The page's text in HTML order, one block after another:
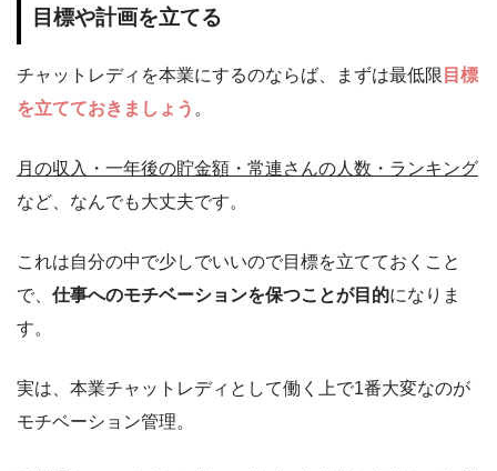
目標や計画を立てる
チャットレディを本業にするのならば、まずは最低限 目標
を立てておきましょう 。
月の収入 ・ 一年後の貯金額 ・ 常連さんの人数 ・ ランキング
など、なんでも大丈夫です。
これは自分の中で少しでいいので目標を立てておくこと
で、 仕事へのモチベーションを保つことが目的になりま
す。
実は、本業チャットレディとして働く上で1番大変なのが
モチベーション管理。